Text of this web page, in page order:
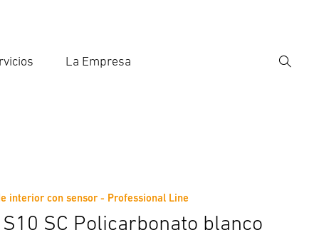
La Empresa
interior con sensor - Professional Line
S10 SC Policarbonato blanco
del fabricante Accesorios